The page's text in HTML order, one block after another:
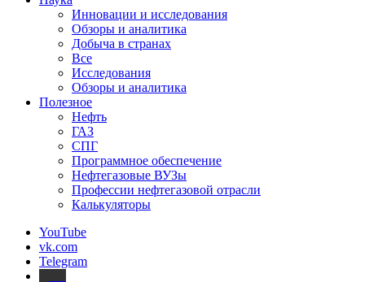
Инновации и исследования
Обзоры и аналитика
Добыча в странах
Все
Исследования
Обзоры и аналитика
Полезное
Нефть
ГАЗ
СПГ
Программное обеспечение
Нефтегазовые ВУЗы
Профессии нефтегазовой отрасли
Калькуляторы
YouTube
vk.com
Telegram